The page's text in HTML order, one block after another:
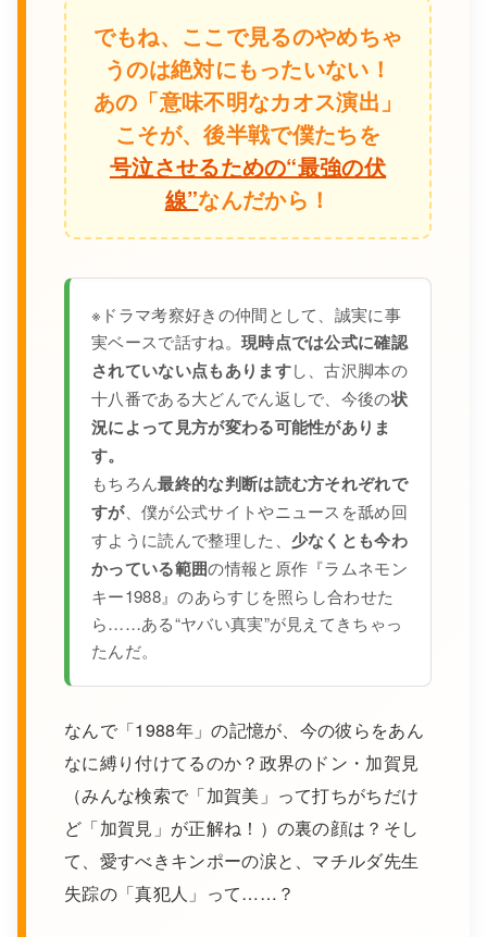
でもね、ここで見るのやめちゃ
うのは絶対にもったいない！
あの「意味不明なカオス演出」
こそが、後半戦で僕たちを
号泣させるための“最強の伏
線”なんだから！
※ドラマ考察好きの仲間として、誠実に事
実ベースで話すね。 現時点では公式に確認
されていない点もありますし、古沢脚本の
十八番である大どんでん返しで、今後の状
況によって見方が変わる可能性がありま
す。
もちろん最終的な判断は読む方それぞれで
すが、僕が公式サイトやニュースを舐め回
すように読んで整理した、 少なくとも今わ
かっている範囲の情報と原作『ラムネモン
キー1988』のあらすじを照らし合わせた
ら……ある“ヤバい真実”が見えてきちゃっ
たんだ。
なんで「1988年」の記憶が、今の彼らをあん
なに縛り付けてるのか？政界のドン・加賀見
（みんな検索で「加賀美」って打ちがちだけ
ど「加賀見」が正解ね！）の裏の顔は？そし
て、愛すべきキンポーの涙と、マチルダ先生
失踪の「真犯人」って……？